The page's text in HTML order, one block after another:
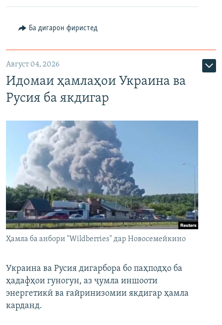
Ба дигарон фиристед
Август 04, 2026
Идомаи ҳамлаҳои Украина ва
Русия ба якдигар
Ҳамла ба анбори "Wildberries" дар Новосемейкино
Украина ва Русия дигарбора бо паҳподҳо ба
ҳадафҳои гуногун, аз ҷумла иншооти
энергетикӣ ва ғайринизомии якдигар ҳамла
карданд.